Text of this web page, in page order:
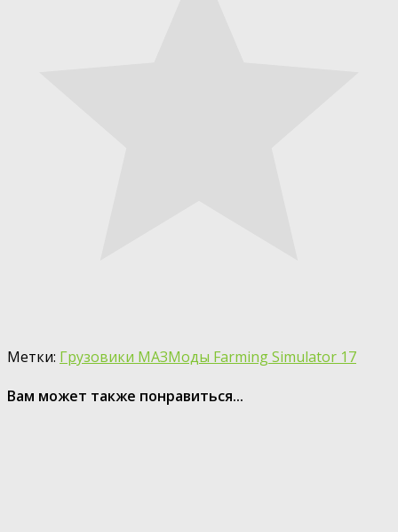
Метки: Грузовики МАЗМоды Farming Simulator 17
Вам может также понравиться...